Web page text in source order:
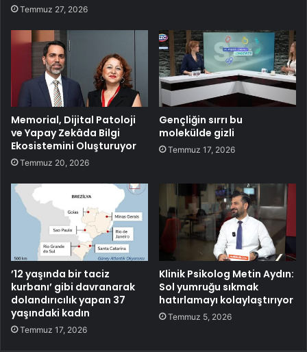
Temmuz 27, 2026
Memorial, Dijital Patoloji
ve Yapay Zekâda Bilgi
Ekosistemini Oluşturuyor
Temmuz 20, 2026
Gençliğin sırrı bu
molekülde gizli
Temmuz 17, 2026
’12 yaşında bir taciz
kurbanı’ gibi davranarak
dolandırıcılık yapan 37
yaşındaki kadın
Temmuz 17, 2026
Klinik Psikolog Metin Aydın:
Sol yumruğu sıkmak
hatırlamayı kolaylaştırıyor
Temmuz 5, 2026